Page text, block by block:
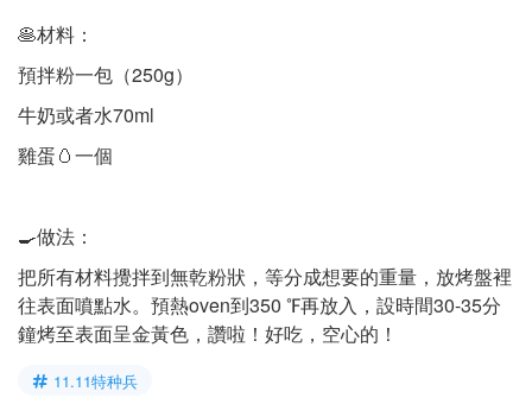
🥞材料：
預拌粉一包（250g）
牛奶或者水70ml
雞蛋🥚一個
🍳做法：
把所有材料攪拌到無乾粉狀，等分成想要的重量，放烤盤裡
往表面噴點水。預熱oven到350 ℉再放入，設時間30-35分
鐘烤至表面呈金黃色，讚啦！好吃，空心的！
11.11特种兵